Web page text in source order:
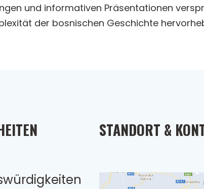
und informativen Präsentationen
der bosnischen Geschichte
STANDORT &